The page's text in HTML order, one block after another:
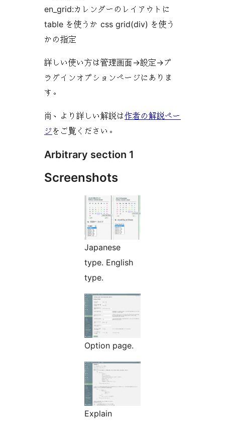
en_grid:カレンダーのレイアウトに
table を使うか css grid(div) を使う
かの指定
詳しい使い方は管理画面->設定->プ
ラグインオプションページにありま
す。
尚、より詳しい解説は作者の解説ペー
ジ をご覧ください。
Arbitrary section 1
Screenshots
Japanese
type. English
type.
Option page.
Explain